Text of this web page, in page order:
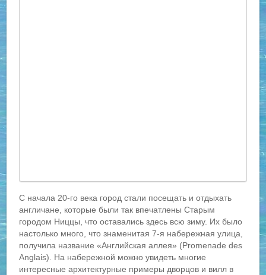
С начала 20-го века город стали посещать и отдыхать
англичане, которые были так впечатлены Старым
городом Ниццы, что оставались здесь всю зиму. Их было
настолько много, что знаменитая 7-я набережная улица,
получила название «Английская аллея» (Promenade des
Anglais). На набережной можно увидеть многие
интересные архитектурные примеры дворцов и вилл в